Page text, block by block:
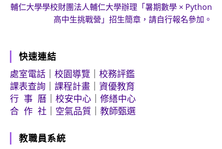
輔仁大學學校財團法人輔仁大學辦理「暑期數學 × Python
高中生挑戰營」招生簡章，請自行報名參加。
快速連結
處室電話
校園導覽
校務評鑑
課表查詢
課程計畫
資優教育
行 事 曆
校安中心
修繕中心
合 作 社
空氣品質 教師甄選
教職員系統